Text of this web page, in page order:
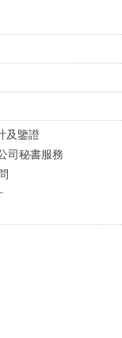
及鑒證
司秘書服務